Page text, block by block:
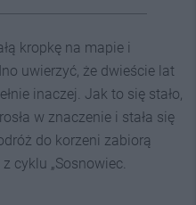
kropkę na mapie i
uwierzyć, że dwieście lat
inaczej. Jak to się stało,
w znaczenie i stała się
do korzeni zabiorą
cyklu „Sosnowiec.